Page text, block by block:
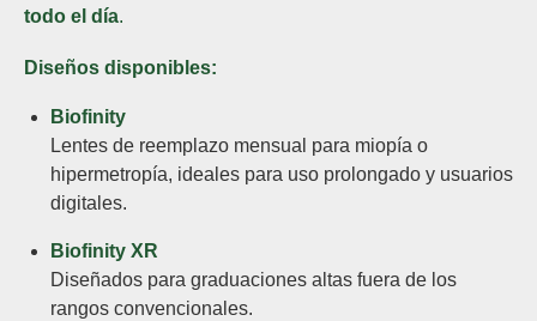
todo el día.
Diseños disponibles:
Biofinity
Lentes de reemplazo mensual para miopía o
hipermetropía, ideales para uso prolongado y usuarios
digitales.
Biofinity XR
Diseñados para graduaciones altas fuera de los
rangos convencionales.